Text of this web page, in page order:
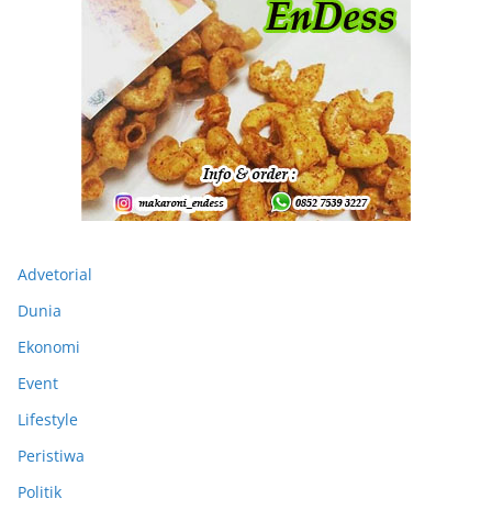
Advetorial
Dunia
Ekonomi
Event
Lifestyle
Peristiwa
Politik